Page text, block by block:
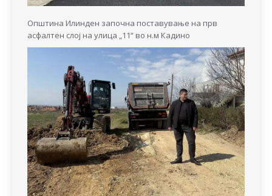
Општина Илинден започна поставување на прв
асфалтен слој на улица „11“ во н.м Кадино